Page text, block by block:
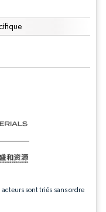
sont triés sans ordre
une attribution sous CC